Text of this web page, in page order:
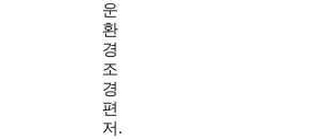
운
환
경
조
경
편
저.